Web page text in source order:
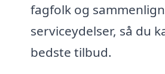
fagfolk og
serviceydelser, så du
bedste tilbud.